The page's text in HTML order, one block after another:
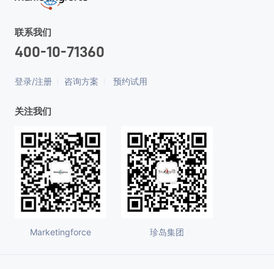
联系我们
400-10-71360
登录/注册 咨询方案 预约试用
关注我们
Marketingforce 珍岛集团